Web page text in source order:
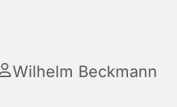
Wilhelm Beckmann